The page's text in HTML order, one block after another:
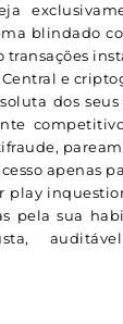
blindado
e
dos
apenas
play
pela sua